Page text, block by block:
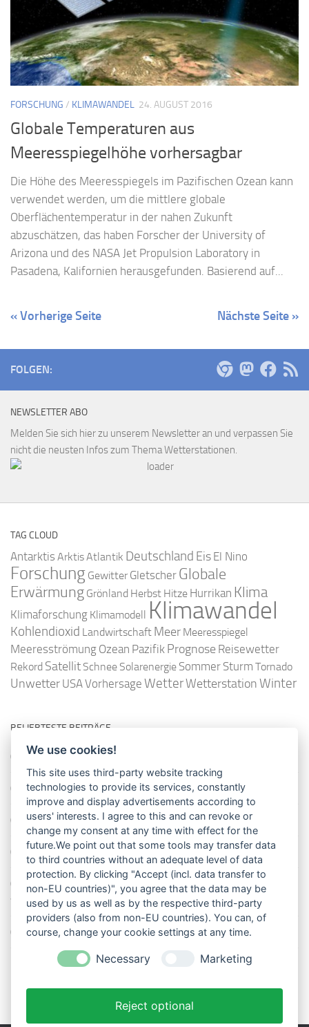
FORSCHUNG / KLIMAWANDEL 24. AUGUST 2016
Globale Temperaturen aus
Meeresspiegelhöhe vorhersagbar
Die Höhe des Meeresspiegels im Pazifischen Ozean kann
verwendet werden, um die mittlere globale
Oberflächentemperatur in der nahen Zukunft
abzuschätzen, das haben Forscher der University of
Arizona und des NASA Jet Propulsion Laboratory in
Pasadena, Kalifornien herausgefunden. Basierend auf...
« Vorherige Seite Nächste Seite »
FOLGEN:
NEWSLETTER ABO
Melden Sie sich hier zu unserem Newsletter an und verpassen Sie
nicht die neusten Infos zum Thema Wetterstationen.
TAG CLOUD
Antarktis Arktis Atlantik Deutschland Eis El Nino
Forschung Gewitter Gletscher Globale
Erwärmung Grönland Herbst Hitze Hurrikan Klima
Klimaforschung Klimamodell Klimawandel
Kohlendioxid Landwirtschaft Meer Meeresspiegel
Meeresströmung Ozean Pazifik Prognose Reisewetter
Rekord Satellit Schnee Solarenergie Sommer Sturm Tornado
Unwetter USAVorhersage WetterWetterstationWinter
BELIEBTESTE BEITRÄGE
So misst man die Lufttemperatur richtig
Die richtige Wasserpumpe für den Garten
Das Wetter-Netzwerk WeatherCloud
So stellt man einen Regenmesser korrekt auf
11 Dinge über den Luftdruck, die Sie garantiert noch nicht alle
wussten
Blitzstatistik Europa: Wo gewittert es am meisten?
We use cookies!
This site uses third-party website tracking
technologies to provide its services, constantly
improve and display advertisements according to
users' interests. I agree to this and can revoke or
change my consent at any time with effect for the
future.We point out that some tools may transfer data
to third countries without an adequate level of data
protection. By clicking "Accept (incl. data transfer to
non-EU countries)", you agree that the data may be
used by us as well as by the respective third-party
providers (also from non-EU countries). You can, of
course, change your cookie settings at any time.
Necessary Marketing
Reject optional